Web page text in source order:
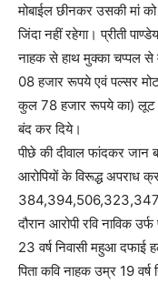
मोबाईल छीनकर उसकी मां को
जिंदा नहीं रहेगा। प्रीती
नाहक से हाथ मुक्का चप्पल से
08 हजार रूपये एवं पल्सर
कुल 78 हजार रूपये का) लूट
बंद कर दिये।
पीछे की दीवाल फांदकर जान
आरोपियों के विरूद्ध अपराध
दौरान आरोपी रवि नाविक
23 वर्ष निवासी महुआ दफाई
पिता कवि नाहक उम्र 19 वर्ष